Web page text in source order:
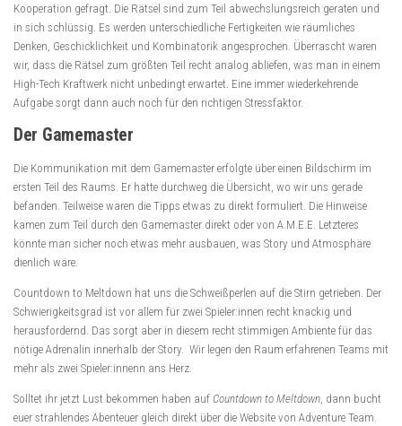
Kooperation gefragt. Die Rätsel sind zum Teil abwechslungsreich geraten und
in sich schlüssig. Es werden unterschiedliche Fertigkeiten wie räumliches
Denken, Geschicklichkeit und Kombinatorik angesprochen. Überrascht waren
wir, dass die Rätsel zum größten Teil recht analog abliefen, was man in einem
High-Tech Kraftwerk nicht unbedingt erwartet. Eine immer wiederkehrende
Aufgabe sorgt dann auch noch für den richtigen Stressfaktor.
Der Gamemaster
Die Kommunikation mit dem Gamemaster erfolgte über einen Bildschirm im
ersten Teil des Raums. Er hatte durchweg die Übersicht, wo wir uns gerade
befanden. Teilweise waren die Tipps etwas zu direkt formuliert. Die Hinweise
kamen zum Teil durch den Gamemaster direkt oder von A.M.E.E. Letzteres
könnte man sicher noch etwas mehr ausbauen, was Story und Atmosphäre
dienlich wäre.
Countdown to Meltdown hat uns die Schweißperlen auf die Stirn getrieben. Der
Schwierigkeitsgrad ist vor allem für zwei Spieler:innen recht knackig und
herausfordernd. Das sorgt aber in diesem recht stimmigen Ambiente für das
nötige Adrenalin innerhalb der Story. Wir legen den Raum erfahrenen Teams mit
mehr als zwei Spieler:innenn ans Herz.
Solltet ihr jetzt Lust bekommen haben auf Countdown to Meltdown, dann bucht
euer strahlendes Abenteuer gleich direkt über die Website von Adventure Team.